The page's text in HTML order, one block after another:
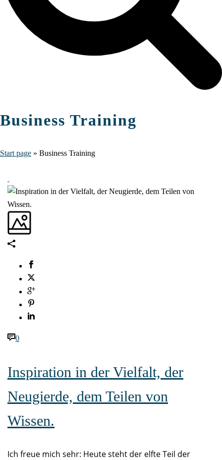
Business Training
Start page » Business Training
0
Inspiration in der Vielfalt, der
Neugierde, dem Teilen von
Wissen.
Ich freue mich sehr: Heute steht der elfte Teil der